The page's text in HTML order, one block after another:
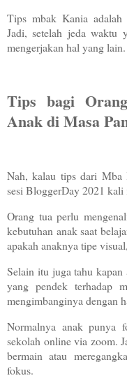
Tips mbak Kania adalah
Jadi, setelah jeda waktu
mengerjakan hal yang lain.
Tips bagi
Anak di Masa
Nah, kalau tips dari
sesi BloggerDay 2021 kali
Orang tua perlu
kebutuhan anak saat
apakah anaknya tipe
Selain itu juga tahu
yang pendek terhadap
mengimbanginya dengan
Normalnya anak punya
sekolah online via zoom.
bermain atau
fokus.